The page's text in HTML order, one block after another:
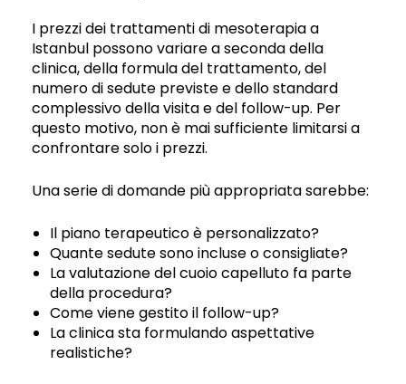
I prezzi dei trattamenti di mesoterapia a
Istanbul possono variare a seconda della
clinica, della formula del trattamento, del
numero di sedute previste e dello standard
complessivo della visita e del follow-up. Per
questo motivo, non è mai sufficiente limitarsi a
confrontare solo i prezzi.
Una serie di domande più appropriata sarebbe:
Il piano terapeutico è personalizzato?
Quante sedute sono incluse o consigliate?
La valutazione del cuoio capelluto fa parte
della procedura?
Come viene gestito il follow-up?
La clinica sta formulando aspettative
realistiche?